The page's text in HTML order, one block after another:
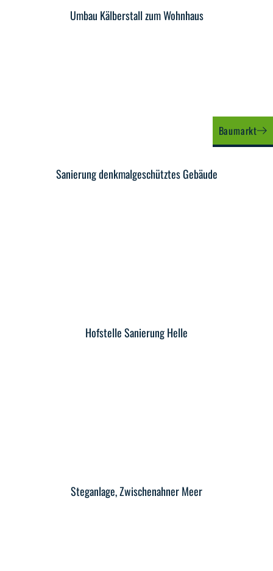
Baumarkt
Umbau Kälberstall zum Wohnhaus
Sanierung denkmalgeschütztes Gebäude
Hofstelle Sanierung Helle
Steganlage, Zwischenahner Meer